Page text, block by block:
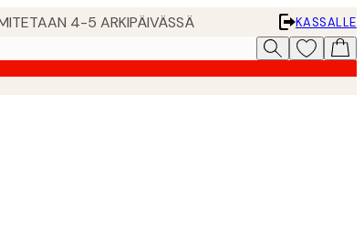
4-5 ARKIPÄIVÄSSÄ
KASSALLE